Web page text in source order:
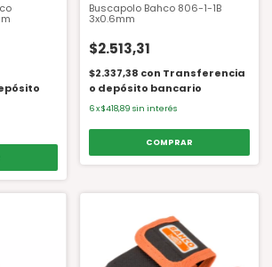
Buscapolo Bahco 806-1-1B
3x0.6mm
$2.513,31
$2.337,38 con Transferencia
o depósito bancario
6 x$418,89 sin interés